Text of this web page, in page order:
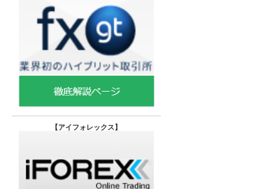
【アイフォレックス】